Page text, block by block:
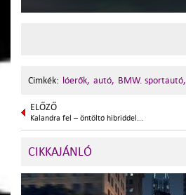
Cimkék: lóerők, autó, BMW. sportautó,
ELŐZŐ
Kalandra fel – öntöltő hibriddel...
CIKKAJÁNLÓ